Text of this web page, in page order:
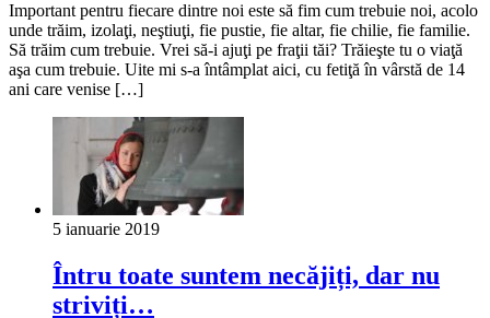
Important pentru fiecare dintre noi este să fim cum trebuie noi, acolo
unde trăim, izolaţi, neştiuţi, fie pustie, fie altar, fie chilie, fie familie.
Să trăim cum trebuie. Vrei să-i ajuţi pe fraţii tăi? Trăieşte tu o viaţă
aşa cum trebuie. Uite mi s-a întâmplat aici, cu fetiţă în vârstă de 14
ani care venise […]
5 ianuarie 2019
Întru toate suntem necăjiți, dar nu
striviți…